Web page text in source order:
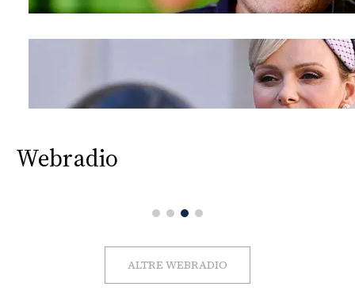
Webradio
ALTRE WEBRADIO